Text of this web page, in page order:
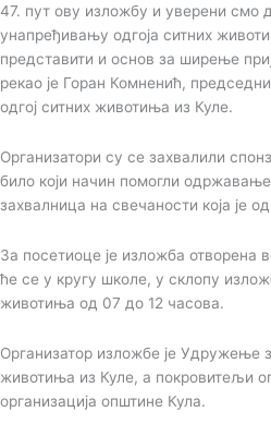
47. пут ову изложбу и уверени смо
унапређивању одгоја ситних
представити и основ за ширење
рекао је Горан Комненић,
одгој ситних животиња из Куле.
Организатори су се захвалили
било који начин помогли
захвалница на свечаности која је
За посетиоце је изложба отворена
ће се у кругу школе, у склопу
животиња од 07 до 12 часова.
Организатор изложбе је Удружење
животиња из Куле, а покровитељи
организација општине Кула.